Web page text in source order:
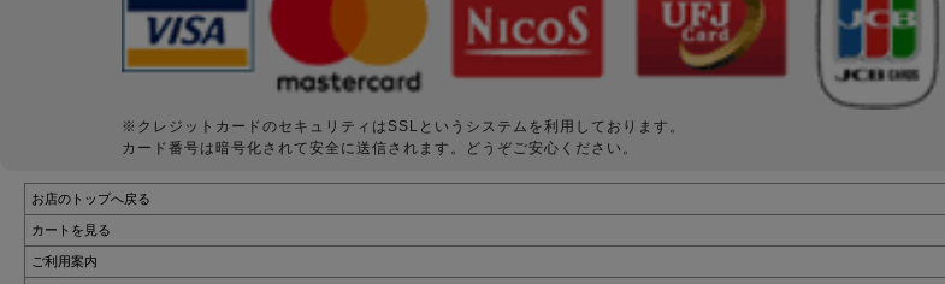
※クレジットカードのセキュリティはSSLというシステムを利用しております。
カード番号は暗号化されて安全に送信されます。どうぞご安心ください。
お店のトップへ戻る
カートを見る
ご利用案内